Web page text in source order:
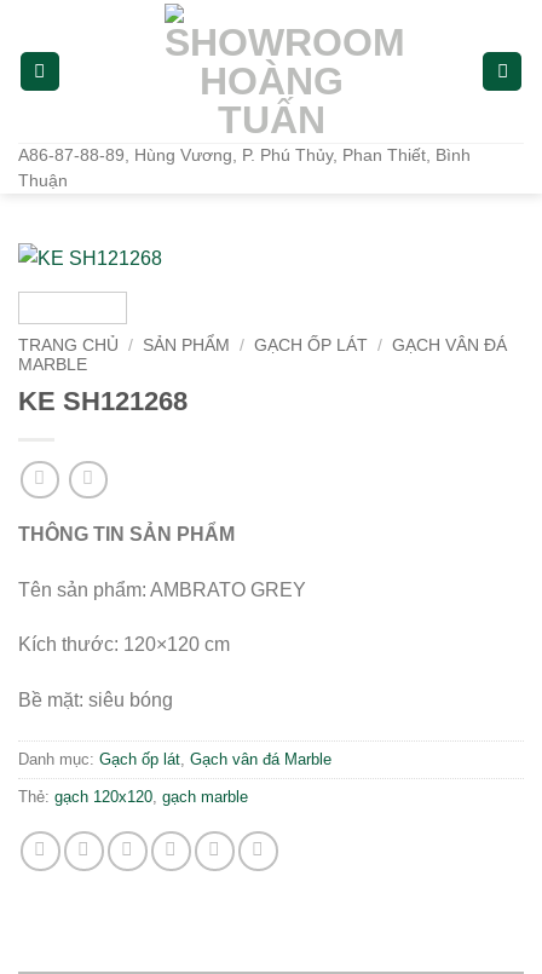
A86-87-88-89, Hùng Vương, P. Phú Thủy, Phan Thiết, Bình
Thuận
TRANG CHỦ / SẢN PHẨM / GẠCH ỐP LÁT / GẠCH VÂN ĐÁ
MARBLE
KE SH121268
THÔNG TIN SẢN PHẨM
Tên sản phẩm: AMBRATO GREY
Kích thước: 120×120 cm
Bề mặt: siêu bóng
Danh mục: Gạch ốp lát Gạch vân đá Marble
Thẻ: gạch 120x120 gạch marble